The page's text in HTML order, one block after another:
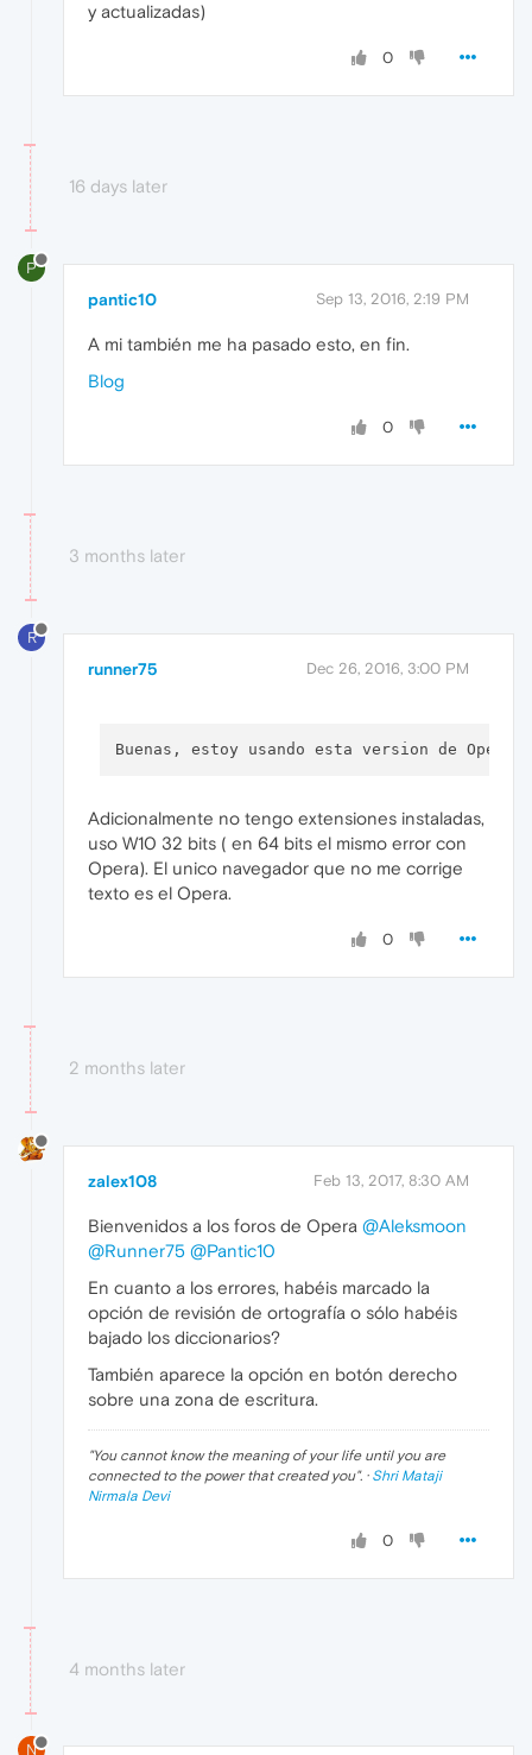
y actualizadas)
0
16 days later
P
pantic10 Sep 13, 2016, 2:19 PM
A mi también me ha pasado esto, en fin.
Blog
0
3 months later
R
runner75 Dec 26, 2016, 3:00 PM
Buenas, estoy usando esta version de Opera (
Adicionalmente no tengo extensiones instaladas,
uso W10 32 bits ( en 64 bits el mismo error con
Opera). El unico navegador que no me corrige
texto es el Opera.
0
2 months later
zalex108 Feb 13, 2017, 8:30 AM
Bienvenidos a los foros de Opera @Aleksmoon
@Runner75 @Pantic10
En cuanto a los errores, habéis marcado la
opción de revisión de ortografía o sólo habéis
bajado los diccionarios?
También aparece la opción en botón derecho
sobre una zona de escritura.
"You cannot know the meaning of your life until you are
connected to the power that created you". · Shri Mataji
Nirmala Devi
0
4 months later
N